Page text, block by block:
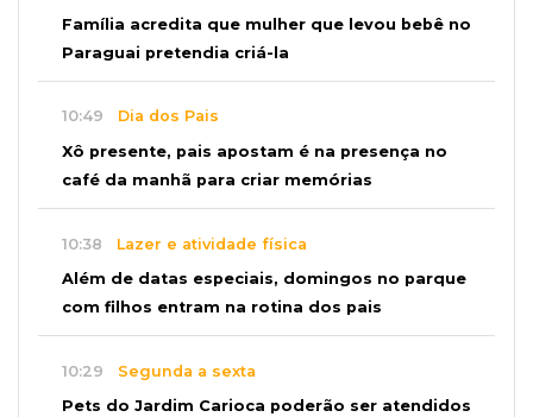
Família acredita que mulher que levou bebê no
Paraguai pretendia criá-la
10:49 Dia dos Pais
Xô presente, pais apostam é na presença no
café da manhã para criar memórias
10:38 Lazer e atividade física
Além de datas especiais, domingos no parque
com filhos entram na rotina dos pais
10:29 Segunda a sexta
Pets do Jardim Carioca poderão ser atendidos